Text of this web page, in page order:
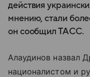
действия
мнению, стали
он сообщил ТАСС.
Алаудинов назвал
националистом и